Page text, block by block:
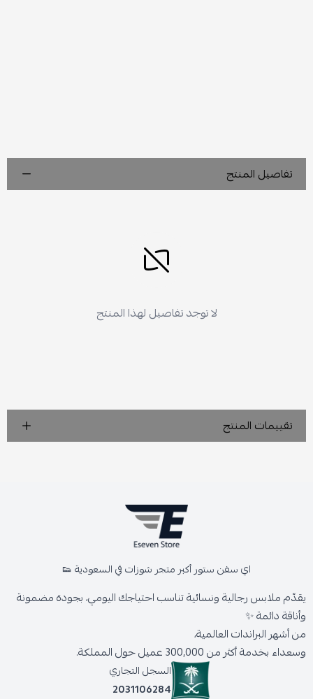
تفاصيل المنتج
لا توجد تفاصيل لهذا المنتج
تقييمات المنتج
اي سفن ستور أكبر متجر شوزات في السعودية 👟
يقدّم ملابس رجالية ونسائية تناسب احتياجك اليومي، بجودة مضمونة
وأناقة دائمة ✨
من أشهر البراندات العالمية،
وسعداء بخدمة أكثر من 300,000 عميل حول المملكة.
السجل التجاري
2031106284